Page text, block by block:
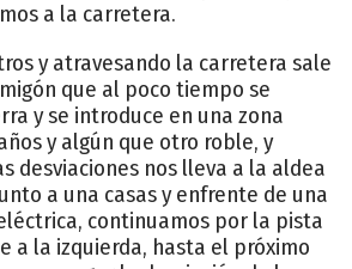
a la carretera.
y atravesando la carretera sale
que al poco tiempo se
y se introduce en una zona
y algún que otro roble, y
desviaciones nos lleva a la aldea
a una casas y enfrente de una
continuamos por la pista
a la izquierda, hasta el próximo